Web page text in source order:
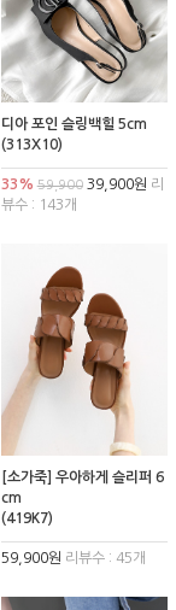
디아 포인 슬링백힐 5cm
(313X10)
33% 59,90039,900원 리
뷰수 : 143개
[소가죽] 우아하게 슬리퍼 6
cm
(419K7)
59,900원 리뷰수 : 45개